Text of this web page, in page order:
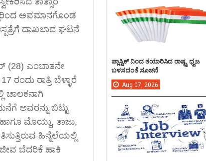
ಅವಮಾನಗೊಂಡ
ದಾಖಲಾದ ಘಟನೆ
(28) ಎಂಬಾತನೇ
ರಂದು ರಾತ್ರಿ ಬೆಳ್ಳಾರೆ
ಚಾಲಕನಾಗಿ
ಅವರನ್ನು ಬಿಟ್ಟು
ಮೊಯ್ದು, ತಾಜು,
ಹಿನ್ನೆಲೆಯಲ್ಲಿ
ಬೆದರಿಕೆ ಹಾಕಿ
ಪ್ಲಾಸ್ಟಿಕ್ ನಿಂದ ತಯಾರಿಸಿದ ರಾಷ್ಟ್ರ ಧ್ವಜ
ಬಳಸದಂತೆ ಸೂಚನೆ
Aug 07, 2026